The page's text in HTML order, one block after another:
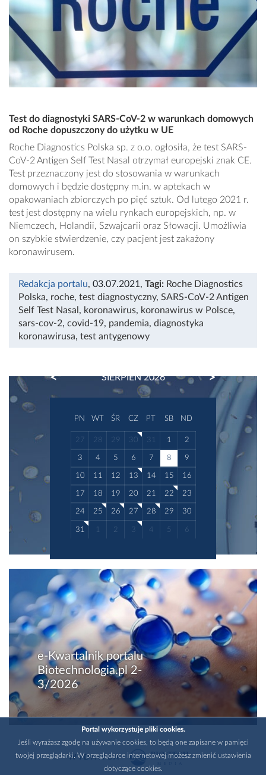
Test do diagnostyki SARS-CoV-2 w warunkach domowych
od Roche dopuszczony do użytku w UE
Roche Diagnostics Polska sp. z o.o. ogłosiła, że test SARS-
CoV-2 Antigen Self Test Nasal otrzymał europejski znak CE.
Test przeznaczony jest do stosowania w warunkach
domowych i będzie dostępny m.in. w aptekach w
opakowaniach zbiorczych po pięć sztuk. Od lutego 2021 r.
test jest dostępny na wielu rynkach europejskich, np. w
Niemczech, Holandii, Szwajcarii oraz Słowacji. Umożliwia
on szybkie stwierdzenie, czy pacjent jest zakażony
koronawirusem.
Redakcja portalu, 03.07.2021 , Tagi: Roche Diagnostics
Polska, roche, test diagnostyczny, SARS-CoV-2 Antigen
Self Test Nasal, koronawirus, koronawirus w Polsce,
sars-cov-2, covid-19, pandemia, diagnostyka
koronawirusa, test antygenowy
SIERPIEŃ 2026
PREVIOUS NEXT
PN WT ŚR CZ PT SB ND
27 28 29 30 31 1 2
3 4 5 6 7 8 9
10 11 12 13 14 15 16
17 18 19 20 21 22 23
24 25 26 27 28 29 30
31 1 2 3 4 5 6
e-Kwartalnik portalu
Biotechnologia.pl 2-
3/2026
WYDAWCA
Portal wykorzystuje pliki cookies.
Jeśli wyrażasz zgodę na używanie cookies, to będą one zapisane w pamięci
twojej przeglądarki. W przeglądarce internetowej możesz zmienić ustawienia
dotyczące cookies.